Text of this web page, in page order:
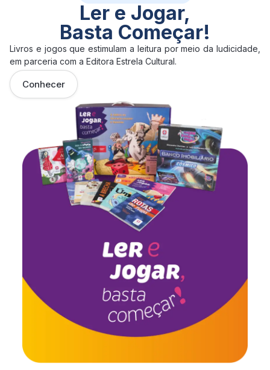
Ler e Jogar,
Basta Começar!
Livros e jogos que estimulam a leitura por meio da ludicidade,
em parceria com a Editora Estrela Cultural.
Conhecer